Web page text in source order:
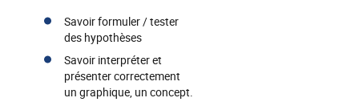
Savoir formuler / tester
des hypothèses
Savoir interpréter et
présenter correctement
un graphique, un concept.